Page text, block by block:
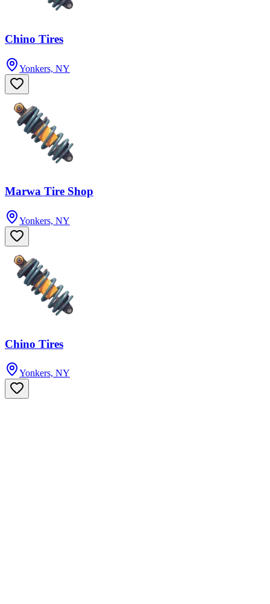
Chino Tires
Yonkers, NY
Marwa Tire Shop
Yonkers, NY
Chino Tires
Yonkers, NY